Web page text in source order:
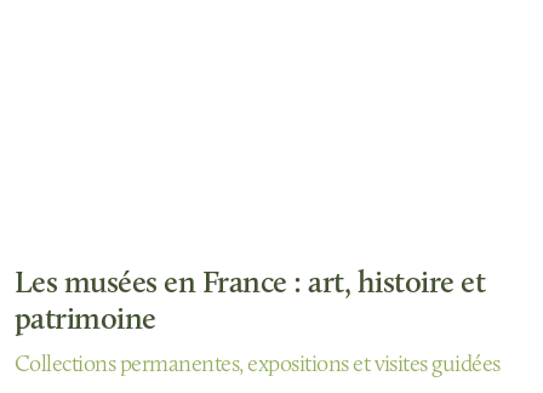
Les musées en France : art, histoire et
patrimoine
Collections permanentes, expositions et visites guidées